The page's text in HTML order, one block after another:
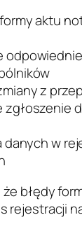
aktu
z
zgłoszenie
danych w
błędy
rejestracji